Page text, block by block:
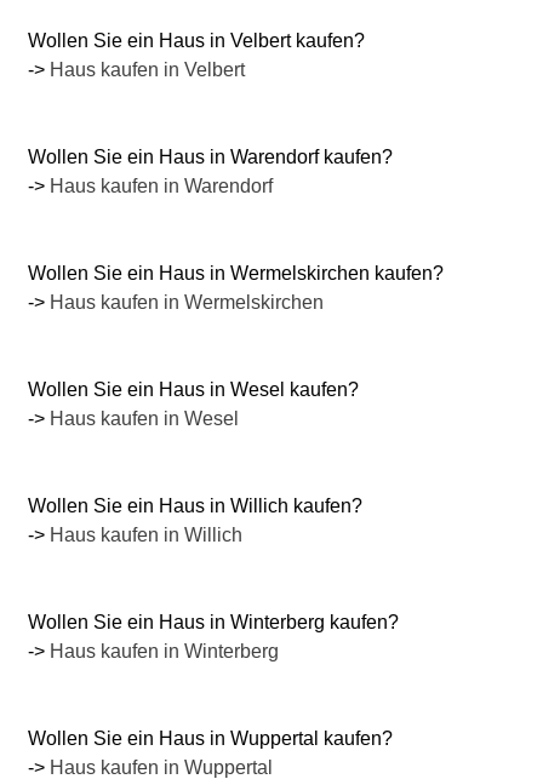
Wollen Sie ein Haus in Velbert kaufen?
-> Haus kaufen in Velbert
Wollen Sie ein Haus in Warendorf kaufen?
-> Haus kaufen in Warendorf
Wollen Sie ein Haus in Wermelskirchen kaufen?
-> Haus kaufen in Wermelskirchen
Wollen Sie ein Haus in Wesel kaufen?
-> Haus kaufen in Wesel
Wollen Sie ein Haus in Willich kaufen?
-> Haus kaufen in Willich
Wollen Sie ein Haus in Winterberg kaufen?
-> Haus kaufen in Winterberg
Wollen Sie ein Haus in Wuppertal kaufen?
-> Haus kaufen in Wuppertal